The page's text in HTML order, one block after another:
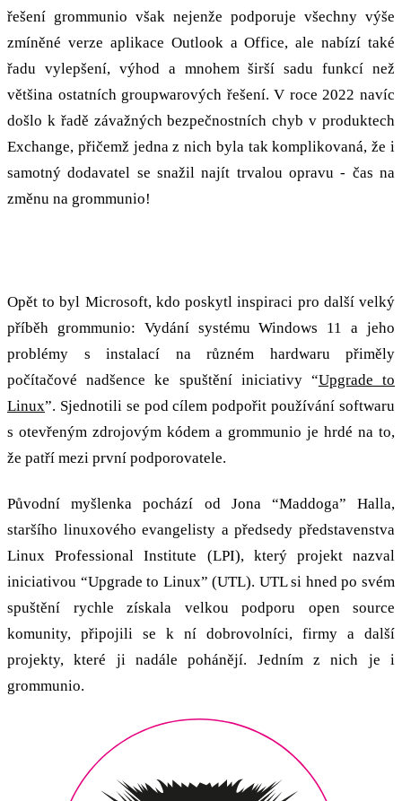
řešení grommunio však nejenže podporuje všechny výše
zmíněné verze aplikace Outlook a Office, ale nabízí také
řadu vylepšení, výhod a mnohem širší sadu funkcí než
většina ostatních groupwarových řešení. V roce 2022 navíc
došlo k řadě závažných bezpečnostních chyb v produktech
Exchange, přičemž jedna z nich byla tak komplikovaná, že i
samotný dodavatel se snažil najít trvalou opravu - čas na
změnu na grommunio!
Opět to byl Microsoft, kdo poskytl inspiraci pro další velký
příběh grommunio: Vydání systému Windows 11 a jeho
problémy s instalací na různém hardwaru přiměly
počítačové nadšence ke spuštění iniciativy “Upgrade to
Linux”. Sjednotili se pod cílem podpořit používání softwaru
s otevřeným zdrojovým kódem a grommunio je hrdé na to,
že patří mezi první podporovatele.
Původní myšlenka pochází od Jona “Maddoga” Halla,
staršího linuxového evangelisty a předsedy představenstva
Linux Professional Institute (LPI), který projekt nazval
iniciativou “Upgrade to Linux” (UTL). UTL si hned po svém
spuštění rychle získala velkou podporu open source
komunity, připojili se k ní dobrovolníci, firmy a další
projekty, které ji nadále pohánějí. Jedním z nich je i
grommunio.